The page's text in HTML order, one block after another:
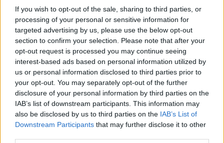
If you wish to opt-out of the sale, sharing to third parties, or
processing of your personal or sensitive information for
targeted advertising by us, please use the below opt-out
section to confirm your selection. Please note that after your
opt-out request is processed you may continue seeing
interest-based ads based on personal information utilized by
us or personal information disclosed to third parties prior to
your opt-out. You may separately opt-out of the further
disclosure of your personal information by third parties on the
IAB’s list of downstream participants. This information may
also be disclosed by us to third parties on the IAB’s List of
Downstream Participants that may further disclose it to other
Για τους λόγους αυτούς το Ανώτατο
Ακυρωτικό Δικαστήριο καταλήγει ότι οι
προσβαλλόμενες άδειες πρέπει να
ακυρωθούν.
Ο πρόεδρος του ΣτΕ σπεύδει, πάντως, να
τονίσει ότι «σταθμίζοντας αφενός τις αρχές
της ασφάλειας δικαίου, της
προβλεψιμότητας και της προστατευόμενης
εμπιστοσύνης των διοικουμένων και
αφετέρου το δημόσιο συμφέρον, το ανώτατο